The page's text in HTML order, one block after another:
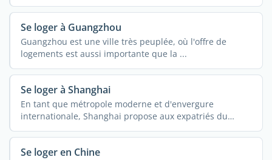
Se loger à Guangzhou
Guangzhou est une ville très peuplée, où l'offre de
logements est aussi importante que la ...
Se loger à Shanghai
En tant que métropole moderne et d'envergure
internationale, Shanghai propose aux expatriés du
monde ...
Se loger en Chine